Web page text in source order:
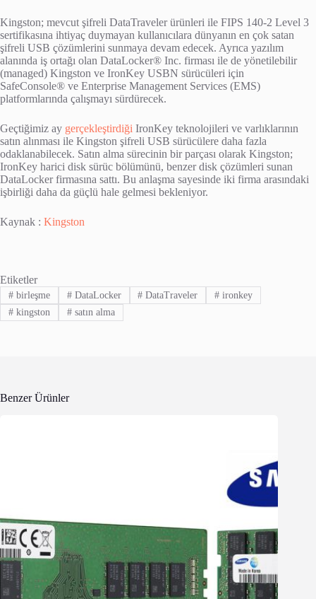
Kingston; mevcut şifreli DataTraveler ürünleri ile FIPS 140-2 Level 3
sertifikasına ihtiyaç duymayan kullanıcılara dünyanın en çok satan
şifreli USB çözümlerini sunmaya devam edecek. Ayrıca yazılım
alanında iş ortağı olan DataLocker® Inc. firması ile de yönetilebilir
(managed) Kingston ve IronKey USBN sürücüleri için
SafeConsole® ve Enterprise Management Services (EMS)
platformlarında çalışmayı sürdürecek.
Geçtiğimiz ay gerçekleştirdiği IronKey teknolojileri ve varlıklarının
satın alınması ile Kingston şifreli USB sürücülere daha fazla
odaklanabilecek. Satın alma sürecinin bir parçası olarak Kingston;
IronKey harici disk sürüc bölümünü, benzer disk çözümleri sunan
DataLocker firmasına sattı. Bu anlaşma sayesinde iki firma arasındaki
işbirliği daha da güçlü hale gelmesi bekleniyor.
Kaynak : Kingston
Etiketler
#birleşme #DataLocker # DataTraveler # ironkey
#kingston #satın alma
Benzer Ürünler